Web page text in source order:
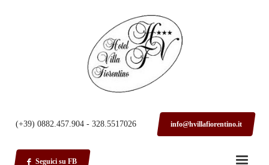
(+39) 0882.457.904 - 328.5517026 info@hvillafiorentino.it
Seguici su FB